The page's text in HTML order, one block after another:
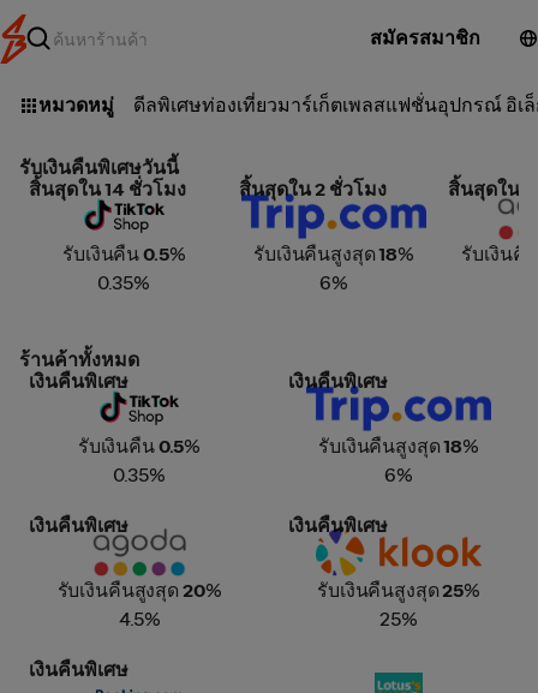
สมัครสมาชิก
หมวดหมู่ ดีลพิเศษท่องเที่ยวมาร์เก็ตเพลสแฟชั่นอุปกรณ์ อิเ
รับเงินคืนพิเศษวันนี้
TikTok Shop
สิ้นสุดใน 14 ชั่วโมง
รับเงินคืน0.5%
0.35%
Trip.com
สิ้นสุดใน 2 ชั่วโมง
รับเงินคืนสูงสุด18%
6%
Agoda
สิ้นสุดใน
รับเงินคื
ร้านค้าทั้งหมด
TikTok Shop
เงินคืนพิเศษ
รับเงินคืน0.5%
0.35%
Trip.com
เงินคืนพิเศษ
รับเงินคืนสูงสุด18%
6%
Agoda
เงินคืนพิเศษ
รับเงินคืนสูงสุด 20%
4.5%
Klook
เงินคืนพิเศษ
รับเงินคืนสูงสุด25%
25%
Booking.com
เงินคืนพิเศษ